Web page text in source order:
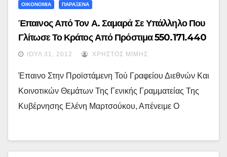
ΟΙΚΟΝΟΜΙΑ ΠΑΡΑΞΕΝΑ
Έπαινος Από Τον Α. Σαμαρά Σε Υπάλληλο Που
Γλίτωσε Το Κράτος Από Πρόστιμα 550.171.440
ΕυρώΙΟΎΛ 31, 2012 ΧΡΉΣΤΟΣ ΜΊΜΗΣ
Έπαινο Στην Προϊστάμενη Τού Γραφείου Διεθνών Και
Κοινοτικών Θεμάτων Της Γενικής Γραμματείας Της
Κυβέρνησης Ελένη Μαρτσούκου, Απένειμε Ο